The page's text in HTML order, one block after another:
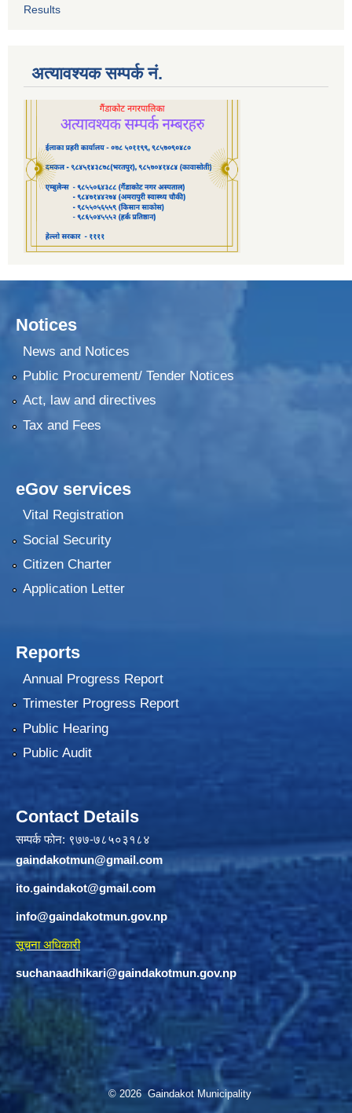
Results
अत्यावश्यक सम्पर्क नं.
Notices
News and Notices
Public Procurement/ Tender Notices
Act, law and directives
Tax and Fees
eGov services
Vital Registration
Social Security
Citizen Charter
Application Letter
Reports
Annual Progress Report
Trimester Progress Report
Public Hearing
Public Audit
Contact Details
सम्पर्क फोन: ९७७-७८५०३१८४
gaindakotmun@gmail.com
ito.gaindakot@gmail.com
info@gaindakotmun.gov.np
सूचना अधिकारी
suchanaadhikari@gaindakotmun.gov.np
© 2026 Gaindakot Municipality